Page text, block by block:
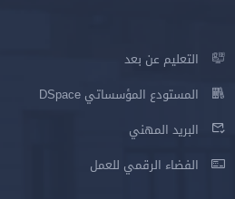
التعليم عن بعد
المستودع المؤسساتي DSpace
البريد المهني
الفضاء الرقمي للعمل